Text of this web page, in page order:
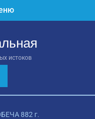
истоков
882 г.